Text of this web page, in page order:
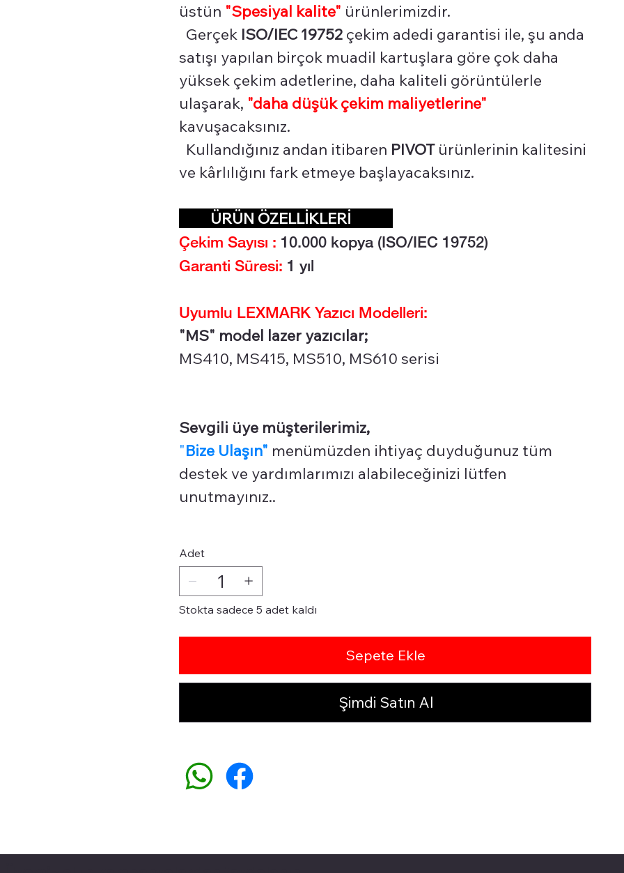
üstün "Spesiyal kalite" ürünlerimizdir.
Gerçek ISO/IEC 19752 çekim adedi garantisi ile, şu anda
satışı yapılan birçok muadil kartuşlara göre çok daha
yüksek çekim adetlerine, daha kaliteli görüntülerle
ulaşarak, "daha düşük çekim maliyetlerine"
kavuşacaksınız.
Kullandığınız andan itibaren PIVOTürünlerinin kalitesini
ve kârlılığını fark etmeye başlayacaksınız.
ÜRÜN ÖZELLİKLERİ
Çekim Sayısı : 10.000 kopya (ISO/IEC 19752)
Garanti Süresi: 1 yıl
Uyumlu LEXMARK Yazıcı Modelleri:
"MS" model lazer yazıcılar;
MS410, MS415, MS510, MS610 serisi
Sevgili üye müşterilerimiz,
"Bize Ulaşın" menümüzden ihtiyaç duyduğunuz tüm
destek ve yardımlarımızı alabileceğinizi lütfen
unutmayınız..
Adet
Stokta sadece 5 adet kaldı
Sepete Ekle
Şimdi Satın Al